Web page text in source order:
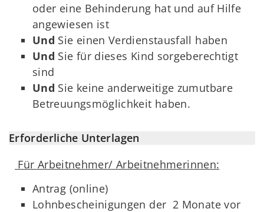
oder eine Behinderung hat und auf Hilfe
angewiesen ist
Und Sie einen Verdienstausfall haben
Und Sie für dieses Kind sorgeberechtigt
sind
Und Sie keine anderweitige zumutbare
Betreuungsmöglichkeit haben.
Erforderliche Unterlagen
Für Arbeitnehmer/ Arbeitnehmerinnen:
Antrag (online)
Lohnbescheinigungen der 2 Monate vor